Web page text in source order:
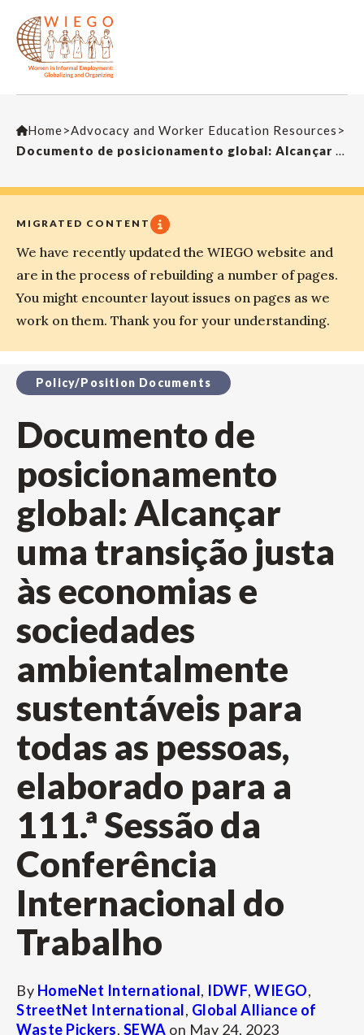
Home>Advocacy and Worker Education Resources >
Documento de posicionamento global: Alcançar uma transição justa às economias e sociedades ambientalmente sustentáveis para todas as pessoas, elaborado para a 111.ª Sessão da Conferência Internacional do Trabalho
MIGRATED CONTENT
We have recently updated the WIEGO website and
are in the process of rebuilding a number of pages.
You might encounter layout issues on pages as we
work on them. Thank you for your understanding.
Policy/Position Documents
Documento de
posicionamento
global: Alcançar
uma transição justa
às economias e
sociedades
ambientalmente
sustentáveis para
todas as pessoas,
elaborado para a
111.ª Sessão da
Conferência
Internacional do
Trabalho
By HomeNet International, IDWF, WIEGO,
StreetNet International, Global Alliance of
Waste Pickers, SEWA on May 24, 2023